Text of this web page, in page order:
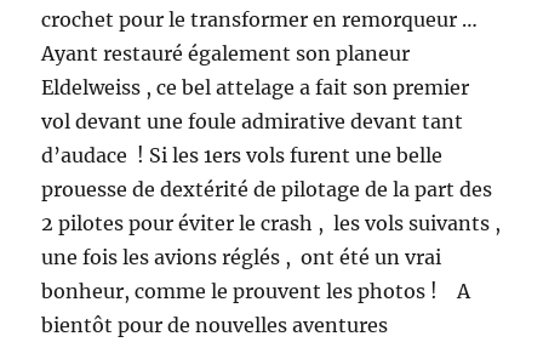
crochet pour le transformer en remorqueur …
Ayant restauré également son planeur
Eldelweiss , ce bel attelage a fait son premier
vol devant une foule admirative devant tant
d’audace ! Si les 1ers vols furent une belle
prouesse de dextérité de pilotage de la part des
2 pilotes pour éviter le crash , les vols suivants ,
une fois les avions réglés , ont été un vrai
bonheur, comme le prouvent les photos ! A
bientôt pour de nouvelles aventures